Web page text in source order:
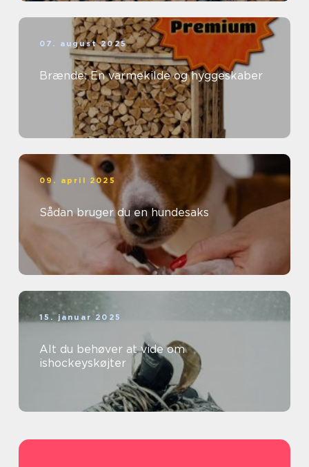
07. august 2025
Brænde: En varmekilde og hyggeskaber
09. april 2025
Sådan bruger du en hundesaks
15. januar 2025
Alt du behøver at vide om
ishockeyskøjter